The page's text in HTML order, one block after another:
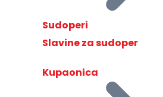
Sudoperi
Slavine za sudoper
Kupaonica